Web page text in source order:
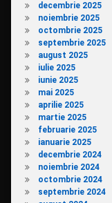
decembrie 2025
noiembrie 2025
octombrie 2025
septembrie 2025
august 2025
iulie 2025
iunie 2025
mai 2025
aprilie 2025
martie 2025
februarie 2025
ianuarie 2025
decembrie 2024
noiembrie 2024
octombrie 2024
septembrie 2024